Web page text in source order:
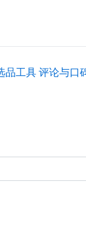
品工具 评论与口